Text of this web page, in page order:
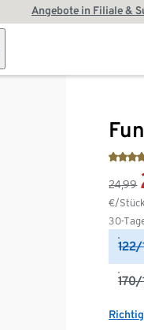
Angebote in Filiale &
24,99
€/
30-
122/
170/